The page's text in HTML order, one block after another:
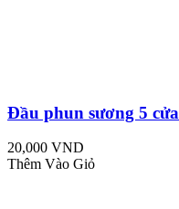
Đầu phun sương 5 cửa
20,000 VND
Thêm Vào Giỏ